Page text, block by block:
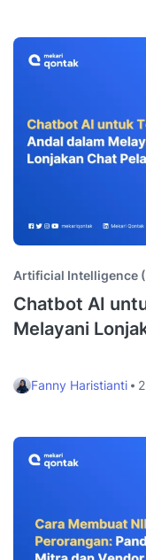
Artificial Intelligence
Chatbot AI
Melayani
Fanny Haristianti